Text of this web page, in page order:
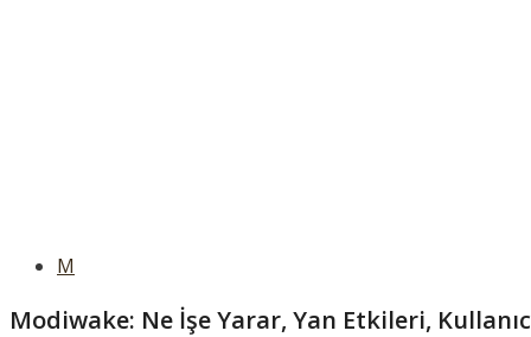
M
Modiwake: Ne İşe Yarar, Yan Etkileri,